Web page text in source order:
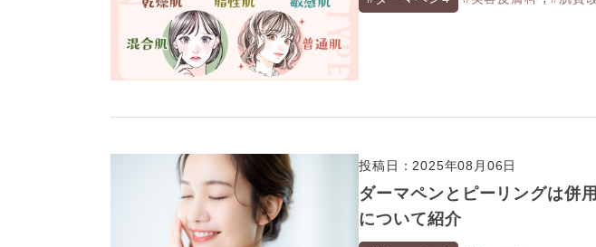
投稿日：2025年08月06日
ダーマペンとピーリングは併
について紹介